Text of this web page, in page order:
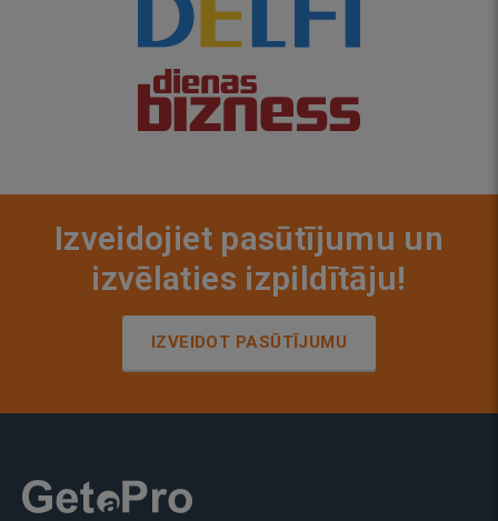
Izveidojiet pasūtījumu un
izvēlaties izpildītāju!
IZVEIDOT PASŪTĪJUMU